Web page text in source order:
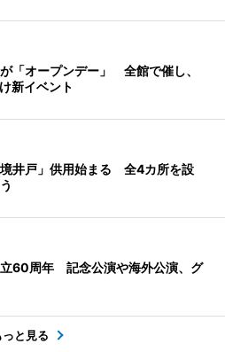
「オープンデー」 全館で催し、
新イベント
井戸」供用始まる 全4カ所を設
60周年 記念公演や海外公演、グ
っと見る